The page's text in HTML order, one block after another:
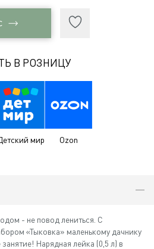
В РОЗНИЦУ
мир Ozon
- не повод лениться. С
«Тыковка» маленькому дачнику
Нарядная лейка (0,5 л) в